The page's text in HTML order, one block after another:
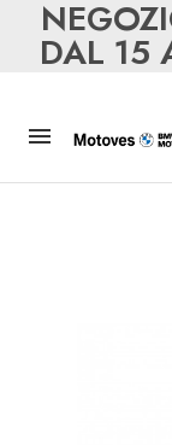
DAL 15
